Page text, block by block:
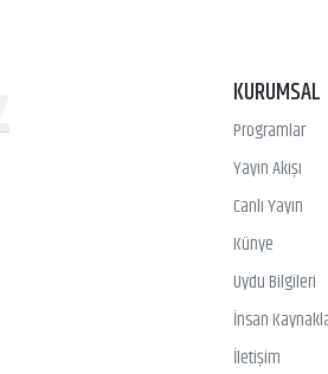
KURUMSAL
Programlar
Yayın Akışı
Canlı Yayın
Künye
Uydu Bilgileri
İnsan
İletişim